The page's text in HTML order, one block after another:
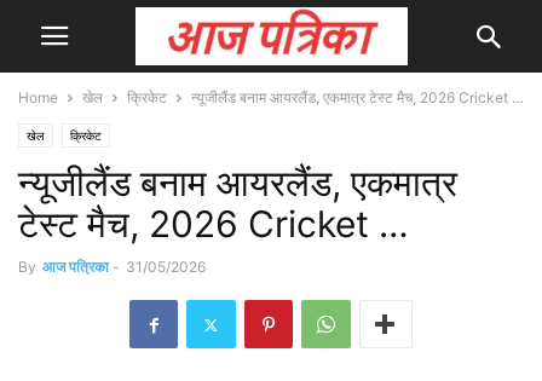
Home खेल क्रिकेट न्यूजीलैंड बनाम आयरलैंड, एकमात्र टेस्ट मैच, 2026 Cricket …
खेल क्रिकेट
न्यूजीलैंड बनाम आयरलैंड, एकमात्र
टेस्ट मैच, 2026 Cricket …
By आज पत्रिका - 31/05/2026